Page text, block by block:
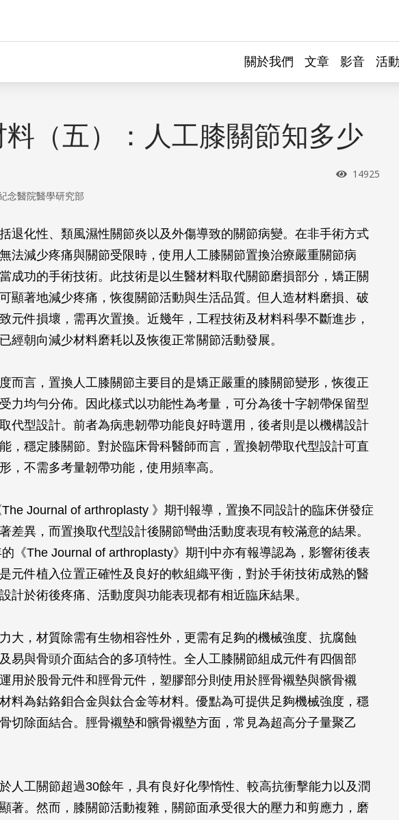
關於我們 文章 影音 活動
料（五）：人工膝關節知多少
瀏覽次數
14925
念醫院醫學研究部
退化性、類風濕性關節炎以及外傷導致的關節病變。在非手術方式
法減少疼痛與關節受限時，使用人工膝關節置換治療嚴重關節病
成功的手術技術。此技術是以生醫材料取代關節磨損部分，矯正關
顯著地減少疼痛，恢復關節活動與生活品質。但人造材料磨損、破
元件損壞，需再次置換。近幾年，工程技術及材料科學不斷進步，
經朝向減少材料磨耗以及恢復正常關節活動發展。
而言，置換人工膝關節主要目的是矯正嚴重的膝關節變形，恢復正
力均勻分佈。因此樣式以功能性為考量，可分為後十字韌帶保留型
代型設計。前者為病患韌帶功能良好時選用，後者則是以機構設計
，穩定膝關節。對於臨床骨科醫師而言，置換韌帶取代型設計可直
，不需多考量韌帶功能，使用頻率高。
The Journal of arthroplasty 》期刊報導，置換不同設計的臨床併發症
差異，而置換取代型設計後關節彎曲活動度表現有較滿意的結果。
《The Journal of arthroplasty》期刊中亦有報導認為，影響術後表
元件植入位置正確性及良好的軟組織平衡，對於手術技術成熟的醫
計於術後疼痛、活動度與功能表現都有相近臨床結果。
大，材質除需有生物相容性外，更需有足夠的機械強度、抗腐蝕
易與骨頭介面結合的多項特性。全人工膝關節組成元件有四個部
用於股骨元件和脛骨元件，塑膠部分則使用於脛骨襯墊與髕骨襯
料為鈷鉻鉬合金與鈦合金等材料。優點為可提供足夠機械強度，穩
切除面結合。脛骨襯墊和髕骨襯墊方面，常見為超高分子量聚乙
人工關節超過30餘年，具有良好化學惰性、較高抗衝擊能力以及潤
著。然而，膝關節活動複雜，關節面承受很大的壓力和剪應力，磨